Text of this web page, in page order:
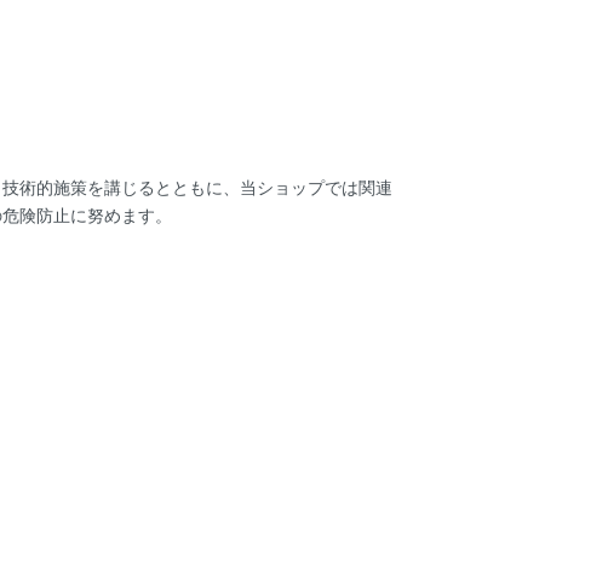
術的施策を講じるとともに、当ショップでは関連
険防止に努めます。